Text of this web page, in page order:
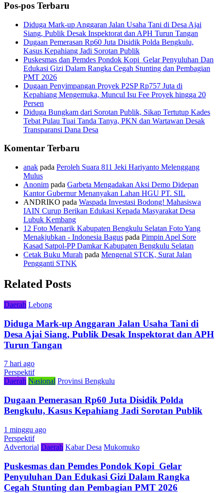
Pos-pos Terbaru
Diduga Mark-up Anggaran Jalan Usaha Tani di Desa Ajai
Siang, Publik Desak Inspektorat dan APH Turun Tangan
Dugaan Pemerasan Rp60 Juta Disidik Polda Bengkulu,
Kasus Kepahiang Jadi Sorotan Publik
Puskesmas dan Pemdes Pondok Kopi Gelar Penyuluhan Dan
Edukasi Gizi Dalam Rangka Cegah Stunting dan Pembagian
PMT 2026
Dugaan Penyimpangan Proyek P2SP Rp757 Juta di
Kepahiang Mengemuka, Muncul Isu Fee Proyek hingga 20
Persen
Diduga Bungkam dari Sorotan Publik, Sikap Tertutup Kades
Tebat Pulau Tuai Tanda Tanya, PKN dan Wartawan Desak
Transparansi Dana Desa
Komentar Terbaru
anak pada Peroleh Suara 811 Jeki Hariyanto Melenggang
Mulus
Anonim pada Garbeta Mengadakan Aksi Demo Didepan
Kantor Gubernur Menanyakan Lahan HGU PT. SIL
ANDRIKO pada Waspada Investasi Bodong! Mahasiswa
IAIN Curup Berikan Edukasi Kepada Masyarakat Desa
Lubuk Kembang
12 Foto Menarik Kabupaten Bengkulu Selatan Foto Yang
Menakjubkan - Indonesia Bagus pada Pimpin Apel Sore
Kasad Satpol-PP Damkar Kabupaten Bengkulu Selatan
Cetak Buku Murah pada Mengenal STCK, Surat Jalan
Pengganti STNK
Related Posts
Daerah Lebong
Diduga Mark-up Anggaran Jalan Usaha Tani di
Desa Ajai Siang, Publik Desak Inspektorat dan APH
Turun Tangan
7 hari ago
Perspektif
Daerah Nasional Provinsi Bengkulu
Dugaan Pemerasan Rp60 Juta Disidik Polda
Bengkulu, Kasus Kepahiang Jadi Sorotan Publik
1 minggu ago
Perspektif
Advertorial Daerah Kabar Desa Mukomuko
Puskesmas dan Pemdes Pondok Kopi Gelar
Penyuluhan Dan Edukasi Gizi Dalam Rangka
Cegah Stunting dan Pembagian PMT 2026